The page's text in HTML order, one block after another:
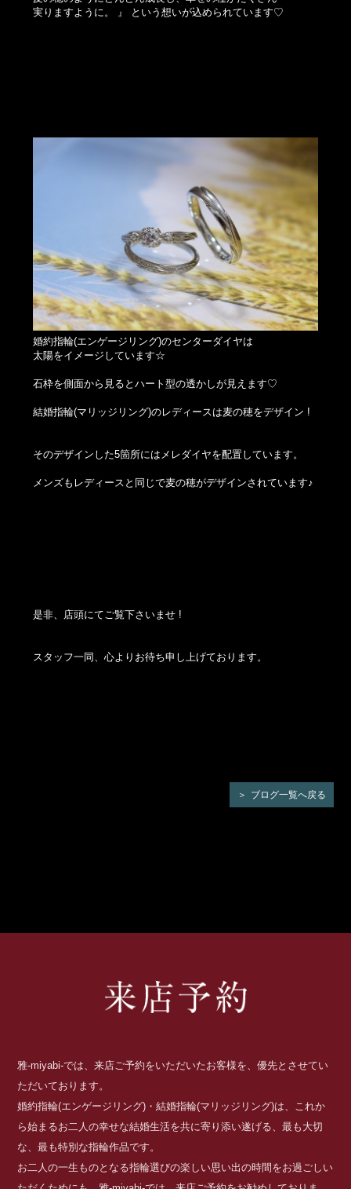
実りますように。 』 という想いが込められています♡
婚約指輪(エンゲージリング)のセンターダイヤは
太陽をイメージしています☆
石枠を側面から見るとハート型の透かしが見えます♡
結婚指輪(マリッジリング)のレディースは麦の穂をデザイン !
そのデザインした5箇所にはメレダイヤを配置しています。
メンズもレディースと同じで麦の穂がデザインされています♪
是非、店頭にてご覧下さいませ !
スタッフ一同、心よりお待ち申し上げております。
ブログ一覧へ戻る
雅-miyabi-では、来店ご予約をいただいたお客様を、優先とさせてい
ただいております。
婚約指輪(エンゲージリング)・結婚指輪(マリッジリング)は、これか
ら始まるお二人の幸せな結婚生活を共に寄り添い遂げる、最も大切
な、最も特別な指輪作品です。
お二人の一生ものとなる指輪選びの楽しい思い出の時間をお過ごしい